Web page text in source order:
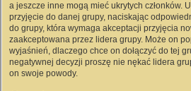
a jeszcze inne mogą mieć ukrytych członków.
przyjęcie do danej grupy, naciskając
do grupy, która wymaga akceptacji przyjęcia
zaakceptowana przez lidera grupy. Może on
wyjaśnień, dlaczego chce on dołączyć do tej
negatywnej decyzji proszę nie nękać lidera
on swoje powody.